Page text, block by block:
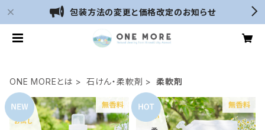
包装方法の変更と価格改定のお知らせ
ONE MOREとは 石けん・柔軟剤 柔軟剤